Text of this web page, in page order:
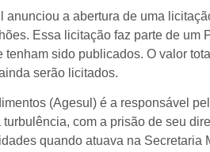
a abertura de uma
Essa licitação faz parte de um
sido publicados. O valor
serão licitados.
(Agesul) é a responsável
com a prisão de seu
quando atuava na Secretaria